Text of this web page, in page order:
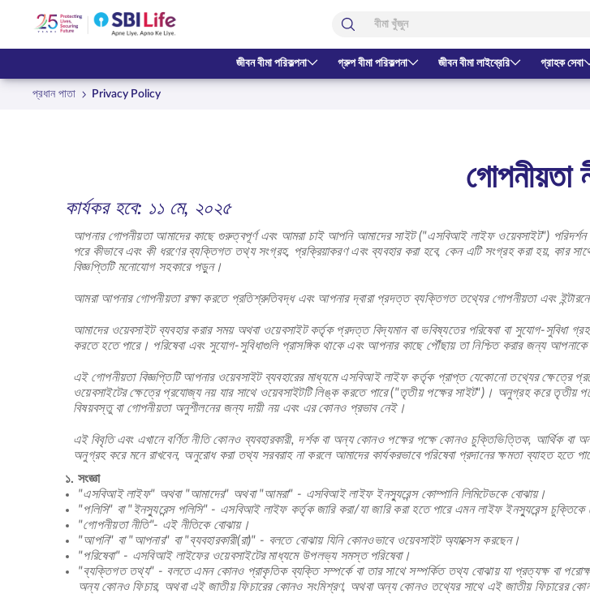
জীবন বীমা পরিকল্পনা গ্রুপ বীমা পরিকল্পনা জীবন বীমা লাইব্রেরি গ্রাহক সেবা
প্রধান পাতা Privacy Policy
গোপনীয়তা
কার্যকর হবে: ১১ মে, ২০২৫
আপনার গোপনীয়তা আমাদের কাছে গুরুত্বপূর্ণ এবং আমরা চাই আপনি আমাদের সাইট ("এসবিআই লাইফ ওয়েবসাইট")
পরে কীভাবে এবং কী ধরণের ব্যক্তিগত তথ্য সংগ্রহ, প্রক্রিয়াকরণ এবং ব্যবহার করা হবে, কেন এটি সংগ্রহ করা হয়, কার
বিজ্ঞপ্তিটি মনোযোগ সহকারে পড়ুন।
আমরা আপনার গোপনীয়তা রক্ষা করতে প্রতিশ্রুতিবদ্ধ এবং আপনার দ্বারা প্রদত্ত ব্যক্তিগত তথ্যের গোপনীয়তা এবং
আমাদের ওয়েবসাইট ব্যবহার করার সময় অথবা ওয়েবসাইট কর্তৃক প্রদত্ত বিদ্যমান বা ভবিষ্যতের পরিষেবা বা সুযোগ-
করতে হতে পারে। পরিষেবা এবং সুযোগ-সুবিধাগুলি প্রাসঙ্গিক থাকে এবং আপনার কাছে পৌঁছায় তা নিশ্চিত করার জন্য
এই গোপনীয়তা বিজ্ঞপ্তিটি আপনার ওয়েবসাইট ব্যবহারের মাধ্যমে এসবিআই লাইফ কর্তৃক প্রাপ্ত যেকোনো তথ্যের ক্ষেত্রে
ওয়েবসাইটের ক্ষেত্রে প্রযোজ্য নয় যার সাথে ওয়েবসাইটটি লিঙ্ক করতে পারে ("তৃতীয় পক্ষের সাইট")। অনুগ্রহ করে তৃতীয়
বিষয়বস্তু বা গোপনীয়তা অনুশীলনের জন্য দায়ী নয় এবং এর কোনও প্রভাব নেই।
এই বিবৃতি এবং এখানে বর্ণিত নীতি কোনও ব্যবহারকারী, দর্শক বা অন্য কোনও পক্ষের পক্ষে কোনও চুক্তিভিত্তিক, আর্থিক বা
অনুগ্রহ করে মনে রাখবেন, অনুরোধ করা তথ্য সরবরাহ না করলে আমাদের কার্যকরভাবে পরিষেবা প্রদানের ক্ষমতা ব্যাহত হতে
১. সংজ্ঞা
"এসবিআই লাইফ" অথবা "আমাদের" অথবা "আমরা" - এসবিআই লাইফ ইনস্যুরেন্স কোম্পানি লিমিটেডকে বোঝায়।
"পলিসি" বা "ইনস্যুরেন্স পলিসি" - এসবিআই লাইফ কর্তৃক জারি করা/যা জারি করা হতে পারে এমন লাইফ ইনস্যুরেন্স চুক্তিকে
"গোপনীয়তা নীতি"- এই নীতিকে বোঝায়।
"আপনি" বা "আপনার" বা "ব্যবহারকারী(রা)" - বলতে বোঝায় যিনি কোনওভাবে ওয়েবসাইট অ্যাক্সেস করছেন।
"পরিষেবা" - এসবিআই লাইফের ওয়েবসাইটের মাধ্যমে উপলভ্য সমস্ত পরিষেবা।
"ব্যক্তিগত তথ্য" - বলতে এমন কোনও প্রাকৃতিক ব্যক্তি সম্পর্কে বা তার সাথে সম্পর্কিত তথ্য বোঝায় যা প্রত্যক্ষ বা
অন্য কোনও ফিচার, অথবা এই জাতীয় ফিচারের কোনও সংমিশ্রণ, অথবা অন্য কোনও তথ্যের সাথে এই জাতীয় ফিচারের